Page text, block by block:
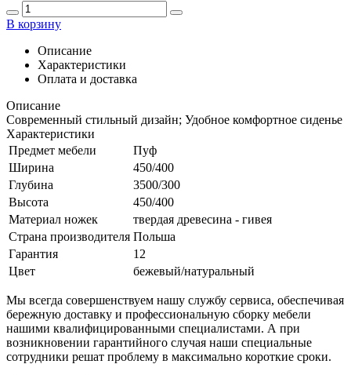
В корзину
Описание
Характеристики
Оплата и доставка
Описание
Современный стильный дизайн; Удобное комфортное сиденье
Характеристики
Предмет мебели
Пуф
Ширина
450/400
Глубина
3500/300
Высота
450/400
Материал ножек
твердая древесина - гивея
Страна производителя Польша
Гарантия
12
Цвет
бежевый/натуральный
Мы всегда совершенствуем нашу службу сервиса, обеспечивая
бережную доставку и профессиональную сборку мебели
нашими квалифицированными специалистами. А при
возникновении гарантийного случая наши специальные
сотрудники решат проблему в максимально короткие сроки.